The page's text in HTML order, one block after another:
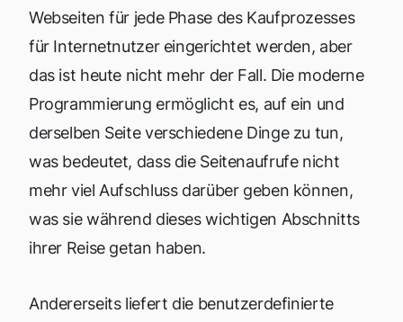
Webseiten für jede Phase des Kaufprozesses
für Internetnutzer eingerichtet werden, aber
das ist heute nicht mehr der Fall. Die moderne
Programmierung ermöglicht es, auf ein und
derselben Seite verschiedene Dinge zu tun,
was bedeutet, dass die Seitenaufrufe nicht
mehr viel Aufschluss darüber geben können,
was sie während dieses wichtigen Abschnitts
ihrer Reise getan haben.
Andererseits liefert die benutzerdefinierte